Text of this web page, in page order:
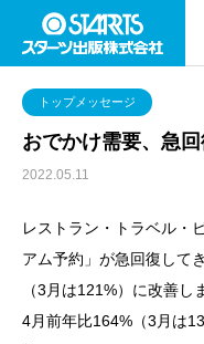
トップメッセージ
おでかけ需要、急回
2022.05.11
レストラン・トラベル・
アム予約」が急回復して
（3月は121%）に改善
4月前年比164%（3月は